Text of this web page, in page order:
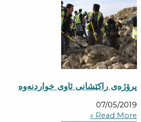
پرۆژه‌ی راكێشانی ئاوی خواردنه‌وه‌
07/05/2019
Read More »